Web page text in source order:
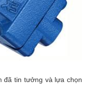
đã tin tưởng và lựa chọn